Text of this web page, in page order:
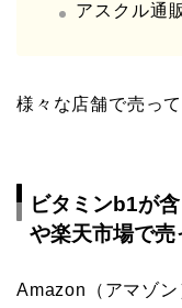
アスクル通
様々な店舗で売っ
ビタミンb1が
や楽天市場で売
Amazon（アマゾ